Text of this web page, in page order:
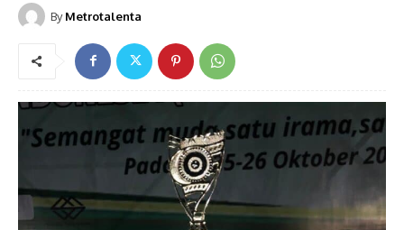
By Metrotalenta